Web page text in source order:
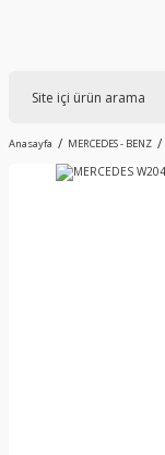
Anasayfa MERCEDES - BENZ